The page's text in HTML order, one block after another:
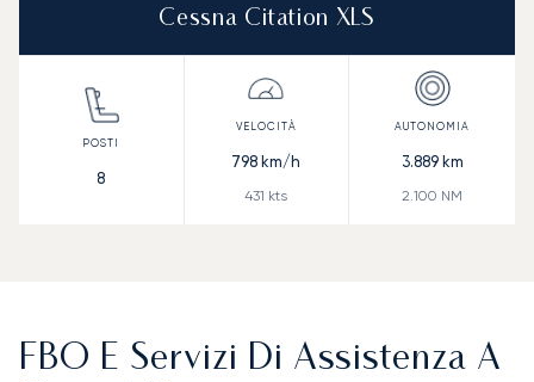
Cessna Citation XLS
8
798 km/h
431 kts
3.889km
2.100 NM
FBO E Servizi Di Assistenza A